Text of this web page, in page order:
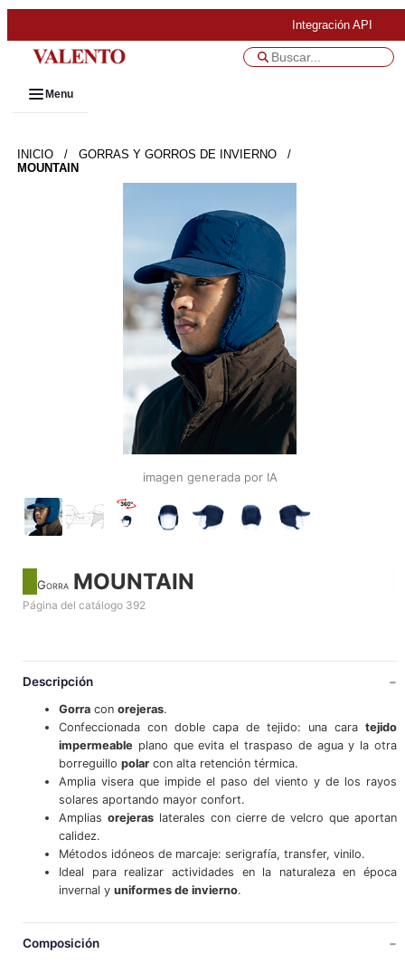
Integración API
Menu
INICIO / GORRAS Y GORROS DE INVIERNO
/
MOUNTAIN
imagen generada por IA
Gorra MOUNTAIN
Página del catálogo 392
Descripción
Gorracon orejeras.
Confeccionada con doble capa de tejido: una caratejido
impermeableplano que evita el traspaso de agua y la otra
borreguillo polarcon alta retención térmica.
Amplia visera que impide el paso del viento y de los rayos
solares aportando mayor confort.
Amplias orejeraslaterales con cierre de velcro que aportan
calidez.
Métodos idóneos de marcaje: serigrafía, transfer, vinilo.
Ideal para realizar actividades en la naturaleza en época
invernal y uniformes de invierno.
Composición